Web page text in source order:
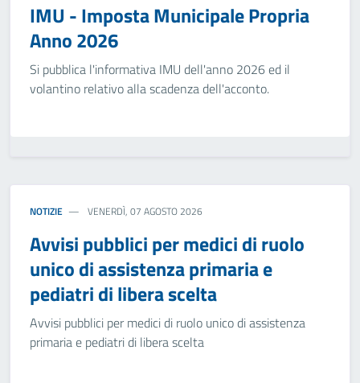
IMU - Imposta Municipale Propria
Anno 2026
Si pubblica l'informativa IMU dell'anno 2026 ed il
volantino relativo alla scadenza dell'acconto.
NOTIZIE VENERDÌ, 07 AGOSTO 2026
Avvisi pubblici per medici di ruolo
unico di assistenza primaria e
pediatri di libera scelta
Avvisi pubblici per medici di ruolo unico di assistenza
primaria e pediatri di libera scelta